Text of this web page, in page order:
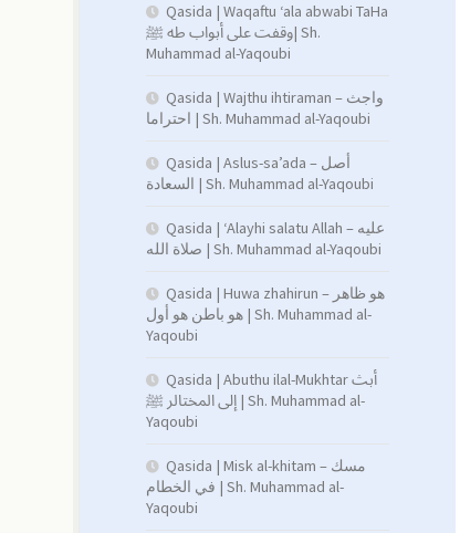
Qasida | Waqaftu ‘ala abwabi TaHa
وقفت على أبواب طه ﷺ| Sh.
Muhammad al-Yaqoubi
Qasida | Wajthu ihtiraman – واجث
احتراما | Sh. Muhammad al-Yaqoubi
Qasida | Aslus-sa’ada – أصل
السعادة | Sh. Muhammad al-Yaqoubi
Qasida | ‘Alayhi salatu Allah – عليه
صلاة الله | Sh. Muhammad al-Yaqoubi
Qasida | Huwa zhahirun – هو ظاهر
هو باطن هو أول | Sh. Muhammad al-
Yaqoubi
Qasida | Abuthu ilal-Mukhtar أبث
إلى المختالر ﷺ | Sh. Muhammad al-
Yaqoubi
Qasida | Misk al-khitam – مسك
في الخطام | Sh. Muhammad al-
Yaqoubi